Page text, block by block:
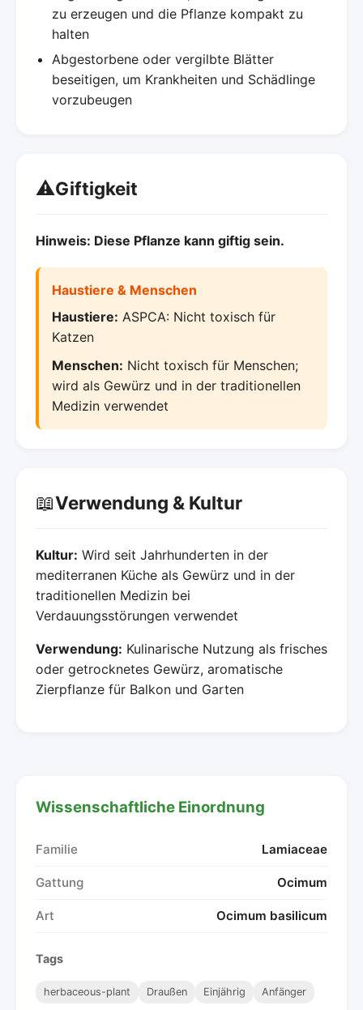
zu erzeugen und die Pflanze kompakt zu
halten
Abgestorbene oder vergilbte Blätter
beseitigen, um Krankheiten und Schädlinge
vorzubeugen
⚠️Giftigkeit
Hinweis: Diese Pflanze kann giftig sein.
Haustiere & Menschen
Haustiere: ASPCA: Nicht toxisch für
Katzen
Menschen: Nicht toxisch für Menschen;
wird als Gewürz und in der traditionellen
Medizin verwendet
📖Verwendung & Kultur
Kultur: Wird seit Jahrhunderten in der
mediterranen Küche als Gewürz und in der
traditionellen Medizin bei
Verdauungsstörungen verwendet
Verwendung: Kulinarische Nutzung als frisches
oder getrocknetes Gewürz, aromatische
Zierpflanze für Balkon und Garten
Wissenschaftliche Einordnung
Familie Lamiaceae
Gattung Ocimum
Art Ocimum basilicum
Tags
herbaceous-plant Draußen Einjährig Anfänger